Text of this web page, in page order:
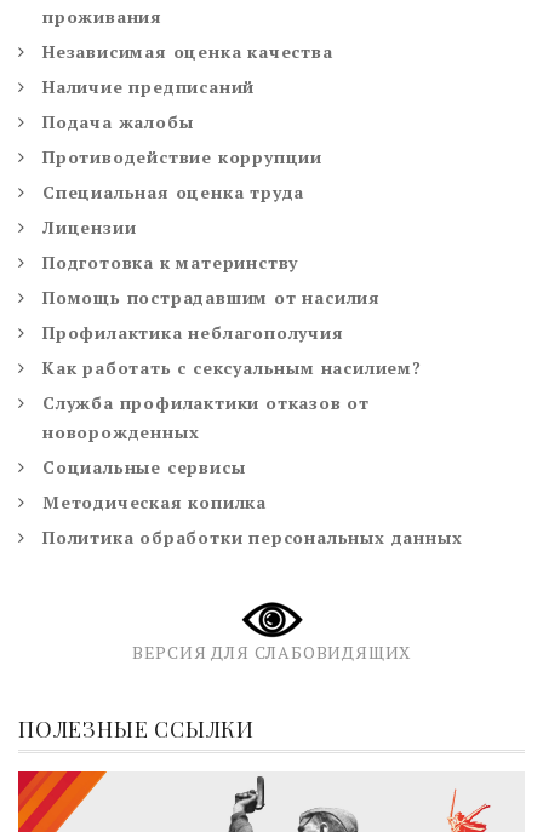
проживания
Независимая оценка качества
Наличие предписаний
Подача жалобы
Противодействие коррупции
Специальная оценка труда
Лицензии
Подготовка к материнству
Помощь пострадавшим от насилия
Профилактика неблагополучия
Как работать с сексуальным насилием?
Служба профилактики отказов от
новорожденных
Социальные сервисы
Методическая копилка
Политика обработки персональных данных
ВЕРСИЯ ДЛЯ СЛАБОВИДЯЩИХ
ПОЛЕЗНЫЕ ССЫЛКИ